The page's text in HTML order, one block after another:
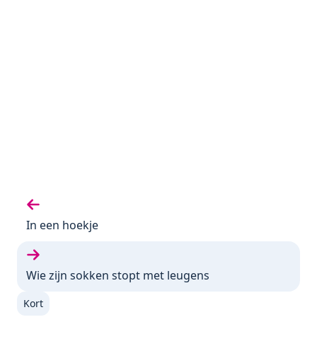
Vorige gedicht:
In een hoekje
Volgende gedicht:
Wie zijn sokken stopt met leugens
Kort